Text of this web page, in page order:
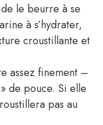
le beurre à se
à s’hydrater,
croustillante et
assez finement –
de pouce. Si elle
pas au